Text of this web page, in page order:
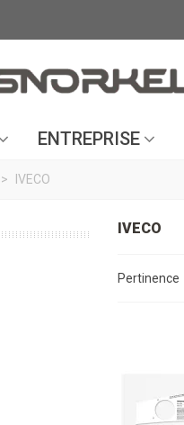
ENTREPRISE
> IVECO
IVECO
Pertinence